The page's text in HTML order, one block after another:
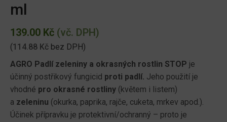
ml
139.00 Kč (vč. DPH)
(114.88 Kč bez DPH)
AGRO Padlí zeleniny a okrasných rostlin STOP je
účinný postřikový fungicid proti padlí. Jeho použití je
vhodné pro okrasné rostliny (květem i listem)
a zeleninu (okurka, paprika, rajče, cuketa, mrkev apod.).
Účinek přípravku je protektivní/ochranný – proto je